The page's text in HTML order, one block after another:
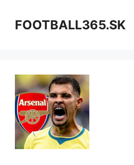
obsahFOOTBALL365.SK